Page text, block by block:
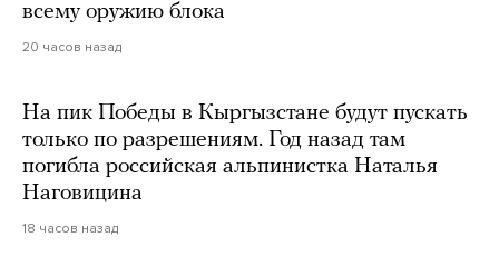
всему оружию блока
20 часов назад
На пик Победы в Кыргызстане будут пускать
только по разрешениям. Год назад там
погибла российская альпинистка Наталья
Наговицина
18 часов назад